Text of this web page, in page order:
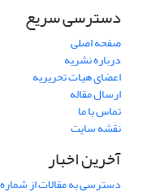
دسترسی سریع
صفحه اصلی
درباره نشریه
اعضای هیات تحریریه
ارسال مقاله
تماس با ما
نقشه سایت
آخرین اخبار
دسترسی به مقالات از شماره 1 الی 65 پژوهشهای جغرافیایی